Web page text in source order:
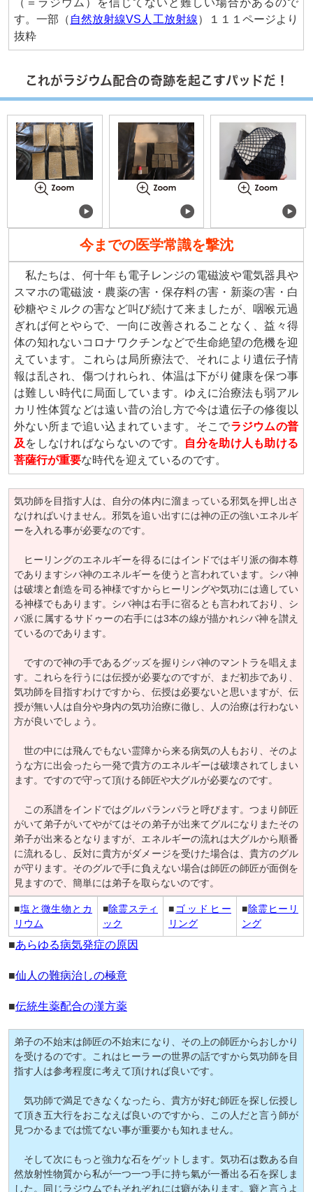
（＝ラジウム）を信じてないと難しい場合があるので
す。一部（ 自然放射線VS人工放射線）１１１ページより
抜粋
これがラジウム配合の奇跡を起こすパッドだ！
今までの医学常識を撃沈
私たちは、何十年も電子レンジの電磁波や電気器具や
スマホの電磁波・農薬の害・保存料の害・新薬の害・白
砂糖やミルクの害など叫び続けて来ましたが、咽喉元過
ぎれば何とやらで、一向に改善されることなく、益々得
体の知れないコロナワクチンなどで生命絶望の危機を迎
えています。これらは局所療法で、それにより遺伝子情
報は乱され、傷つけれられ、体温は下がり健康を保つ事
は難しい時代に局面しています。ゆえに治療法も弱アル
カリ性体質などは遠い昔の治し方で今は遺伝子の修復以
外ない所まで追い込まれています。そこでラジウムの普
及 をしなければならないのです。 自分を助け人も助ける
菩薩行が重要な時代を迎えているのです。
気功師を目指す人は、自分の体内に溜まっている邪気を押し出さ
なければいけません。邪気を追い出すには神の正の強いエネルギ
ーを入れる事が必要なのです。
ヒーリングのエネルギーを得るにはインドではギリ派の御本尊
でありますシバ神のエネルギーを使うと言われています。シバ神
は破壊と創造を司る神様ですからヒーリングや気功には適してい
る神様でもあります。シバ神は右手に宿るとも言われており、シ
バ派に属するサドゥーの右手には3本の線が描かれシバ神を讃え
ているのであります。
ですので神の手であるグッズを握りシバ神のマントラを唱えま
す。これらを行うには伝授が必要なのですが、まだ初歩であり、
気功師を目指すわけですから、伝授は必要ないと思いますが、伝
授が無い人は自分や身内の気功治療に徹し、人の治療は行わない
方が良いでしょう。
世の中には飛んでもない霊障から来る病気の人もおり、そのよ
うな方に出会ったら一発で貴方のエネルギーは破壊されてしまい
ます。ですので守って頂ける師匠や大グルが必要なのです。
この系譜をインドではグルパランパラと呼びます。つまり師匠
がいて弟子がいてやがてはその弟子が出来てグルになりまたその
弟子が出来るとなりますが、エネルギーの流れは大グルから順番
に流れるし、反対に貴方がダメージを受けた場合は、貴方のグル
が守ります。そのグルで手に負えない場合は師匠の師匠が面倒を
見ますので、簡単には弟子を取らないのです。
■塩と微生物とカ
リウム
■除霊スティ
ック
■ゴッドヒー
リング
■除霊ヒーリ
ング
■あらゆる病気発症の原因
■仙人の難病治しの極意
■伝統生薬配合の漢方薬
弟子の不始末は師匠の不始末になり、その上の師匠からおしかり
を受けるのです。これはヒーラーの世界の話ですから気功師を目
指す人は参考程度に考えて頂ければ良いです。
気功師で満足できなくなったら、貴方が好む師匠を探し伝授し
て頂き五大行をおこなえば良いのですから、この人だと言う師が
見つかるまでは慌てない事が重要かも知れません。
そして次にもっと強力な石をゲットします。気功石は数ある自
然放射性物質から私が一つ一つ手に持ち氣が一番出る石を探しま
した。同じラジウムでもそれぞれには癖があります。癖と言うよ